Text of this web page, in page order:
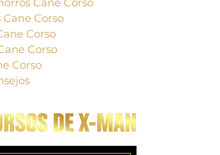
Corso
Corso
Corso
Corso